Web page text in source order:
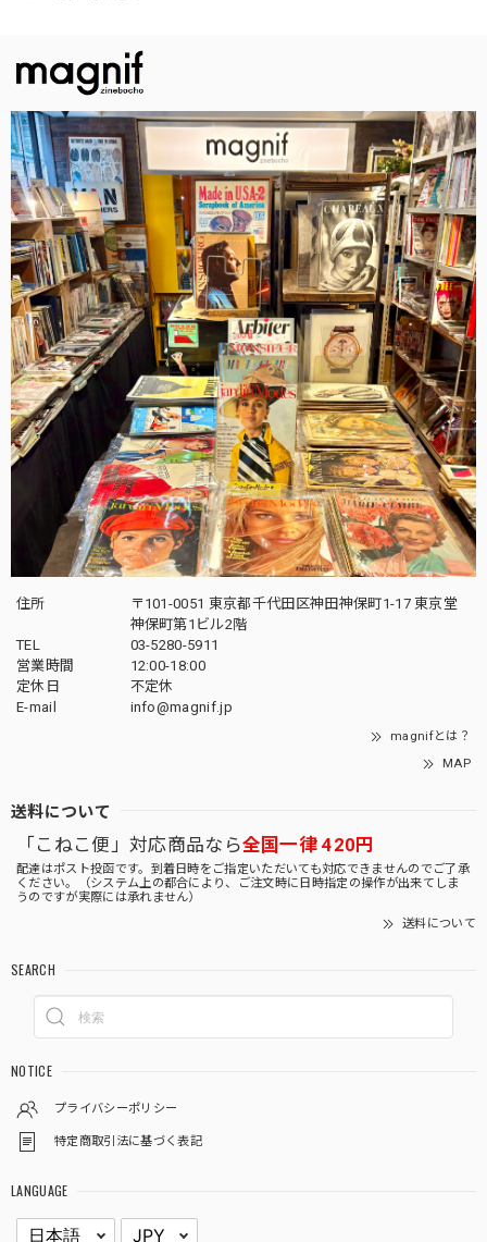
住所
〒101-0051 東京都千代田区神田神保町1-17 東京堂
神保町第1ビル2階
TEL
03-5280-5911
営業時間
12:00-18:00
定休日
不定休
E-mail
info@magnif.jp
magnifとは？
MAP
送料について
「こねこ便」対応商品なら全国一律 420円
配達はポスト投函です。到着日時をご指定いただいても対応できませんのでご了承
ください。（システム上の都合により、ご注文時に日時指定の操作が出来てしま
うのですが実際には承れません）
送料について
SEARCH
NOTICE
プライバシーポリシー
特定商取引法に基づく表記
LANGUAGE